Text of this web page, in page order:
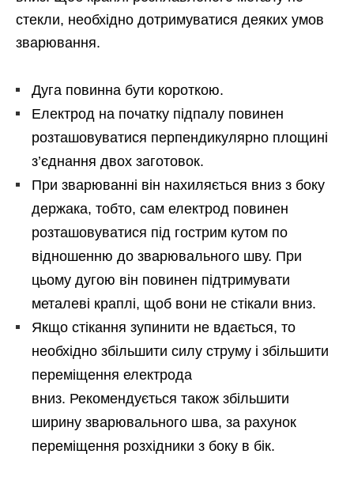
стекли, необхідно дотримуватися деяких умов
зварювання.
Дуга повинна бути короткою.
Електрод на початку підпалу повинен
розташовуватися перпендикулярно площині
з’єднання двох заготовок.
При зварюванні він нахиляється вниз з боку
держака, тобто, сам електрод повинен
розташовуватися під гострим кутом по
відношенню до зварювального шву. При
цьому дугою він повинен підтримувати
металеві краплі, щоб вони не стікали вниз.
Якщо стікання зупинити не вдається, то
необхідно збільшити силу струму і збільшити
переміщення електрода
вниз. Рекомендується також збільшити
ширину зварювального шва, за рахунок
переміщення розхідники з боку в бік.